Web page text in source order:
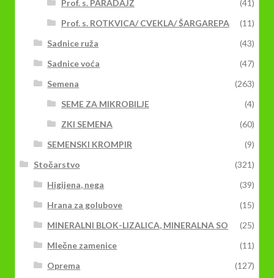
Prof. s. PARADAJZ
(41)
Prof. s. ROTKVICA/ CVEKLA/ ŠARGAREPA
(11)
Sadnice ruža
(43)
Sadnice voća
(47)
Semena
(263)
SEME ZA MIKROBILJE
(4)
ZKI SEMENA
(60)
SEMENSKI KROMPIR
(9)
Stočarstvo
(321)
Higijena, nega
(39)
Hrana za golubove
(15)
MINERALNI BLOK-LIZALICA, MINERALNA SO
(25)
Mlečne zamenice
(11)
Oprema
(127)